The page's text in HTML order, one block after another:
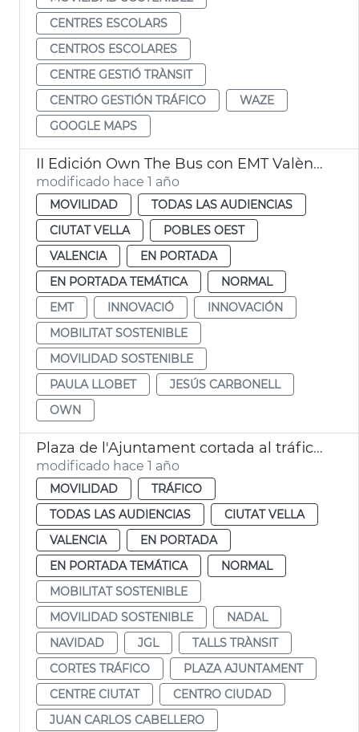
CENTRES ESCOLARS
CENTROS ESCOLARES
CENTRE GESTIÓ TRÀNSIT
CENTRO GESTIÓN TRÁFICO
WAZE
GOOGLE MAPS
II Edición Own The Bus con EMT València
modificado hace 1 año
MOVILIDAD
TODAS LAS AUDIENCIAS
CIUTAT VELLA
POBLES OEST
VALENCIA
EN PORTADA
EN PORTADA TEMÁTICA
NORMAL
EMT
INNOVACIÓ
INNOVACIÓN
MOBILITAT SOSTENIBLE
MOVILIDAD SOSTENIBLE
PAULA LLOBET
JESÚS CARBONELL
OWN
Plaza de l'Ajuntament cortada al tráfico por Navidad
modificado hace 1 año
MOVILIDAD
TRÁFICO
TODAS LAS AUDIENCIAS
CIUTAT VELLA
VALENCIA
EN PORTADA
EN PORTADA TEMÁTICA
NORMAL
MOBILITAT SOSTENIBLE
MOVILIDAD SOSTENIBLE
NADAL
NAVIDAD
JGL
TALLS TRÀNSIT
CORTES TRÁFICO
PLAZA AJUNTAMENT
CENTRE CIUTAT
CENTRO CIUDAD
JUAN CARLOS CABELLERO